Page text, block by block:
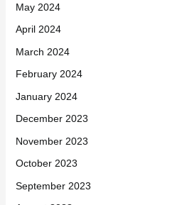
May 2024
April 2024
March 2024
February 2024
January 2024
December 2023
November 2023
October 2023
September 2023